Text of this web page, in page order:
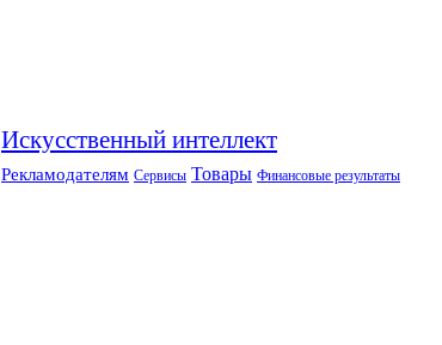
Искусственный интеллект
Рекламодателям Сервисы Товары Финансовые результаты